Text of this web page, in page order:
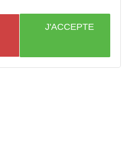
J'ACCEPTE